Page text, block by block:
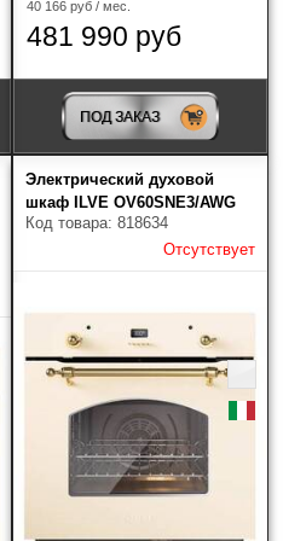
40 166 руб / мес.
481 990 руб
ПОД ЗАКАЗ
Электрический духовой
шкаф ILVE OV60SNE3/AWG
Код товара: 818634
Отсутствует